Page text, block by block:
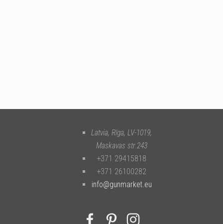
Latvia, Rīga, LV-1019,
Maskavas str.243
+371 29415818
+371 26100282
info@gunmarket.eu